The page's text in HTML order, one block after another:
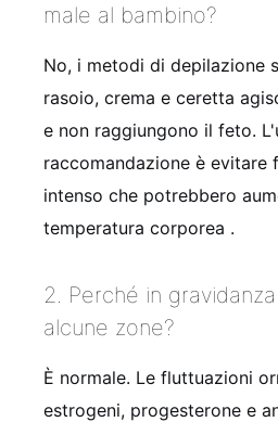
male al bambino?
No, i metodi di depilazione
rasoio, crema e ceretta
e non raggiungono il feto.
raccomandazione è evitare
intenso che potrebbero
temperatura corporea .
2. Perché in
alcune zone?
È normale. Le fluttuazioni
estrogeni, progesterone e